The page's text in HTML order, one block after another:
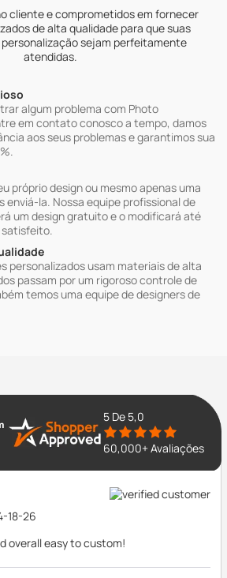
cliente e comprometidos em fornecer
de alta qualidade para que suas
sejam perfeitamente
atendidas.
algum problema com Photo
em contato conosco a tempo, damos
aos seus problemas e garantimos sua
próprio design ou mesmo apenas uma
enviá-la. Nossa equipe profissional de
um design gratuito e o modificará até
personalizados usam materiais de alta
passam por um rigoroso controle de
temos uma equipe de designers de
5 De 5,0
60,000+ Avaliações
18-26
overall easy to custom!